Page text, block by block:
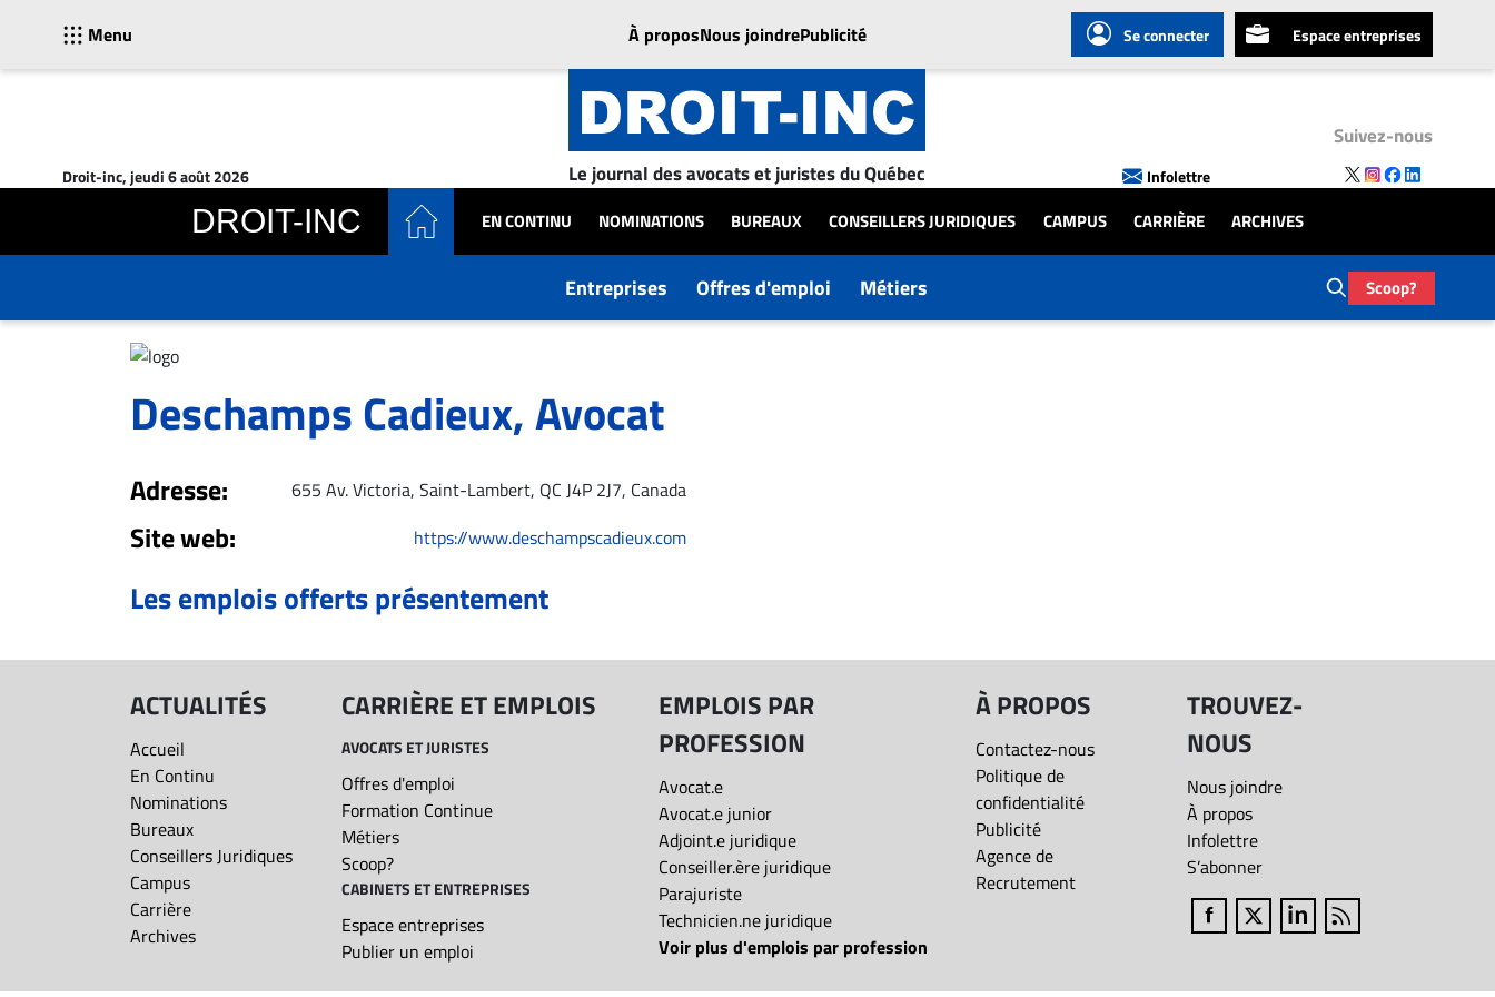
Menu À proposNous joindrePublicité Se connecter Espace entreprises
Droit-inc, jeudi 6 août 2026 Le journal des avocats et juristes du Québec Infolettre
Suivez-nous
DROIT-INC EN CONTINU NOMINATIONS BUREAUX CONSEILLERS JURIDIQUES CAMPUS CARRIÈRE ARCHIVES
Entreprises Offres d'emploi Métiers Scoop?
En
Nominations
Conseillers
CARRIÈRE
EMPLOIS
ET
Deschamps Cadieux, Avocat
Adresse: 655 Av. Victoria, Saint-Lambert, QC J4P 2J7, Canada
Site web: https://www.deschampscadieux.com
Les emplois offerts présentement
ACTUALITÉS
Accueil
En Continu
Nominations
Bureaux
Conseillers Juridiques
Campus
Carrière
Archives
CARRIÈRE ET EMPLOIS
AVOCATS ET JURISTES
Offres d'emploi
Formation Continue
Métiers
Scoop?
CABINETS ET ENTREPRISES
Espace entreprises
Publier un emploi
EMPLOIS PAR
PROFESSION
Avocat.e
Avocat.e junior
Adjoint.e juridique
Conseiller.ère juridique
Parajuriste
Technicien.ne juridique
Voir plus d'emplois par profession
À PROPOS
Contactez-nous
Politique de
confidentialité
Publicité
Agence de
Recrutement
TROUVEZ-
NOUS
Nous joindre
À propos
Infolettre
S’abonner